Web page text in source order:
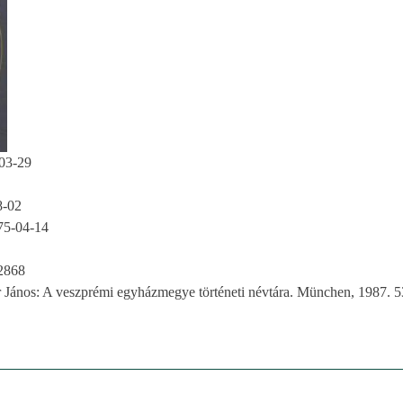
29
02
04-14
A veszprémi egyházmegye történeti névtára. München, 1987.